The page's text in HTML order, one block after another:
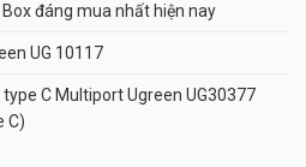
đáng mua nhất hiện nay
UG 10117
C Multiport Ugreen UG30377
C)